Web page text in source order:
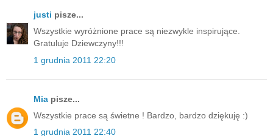
justi pisze...
Wszystkie wyróżnione prace są niezwykle inspirujące.
Gratuluje Dziewczyny!!!
1 grudnia 2011 22:20
Mia pisze...
Wszystkie prace są świetne ! Bardzo, bardzo dziękuję :)
1 grudnia 2011 22:40